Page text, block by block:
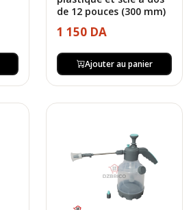
de 12 pouces (300 mm)
1 150 DA
Ajouter au panier